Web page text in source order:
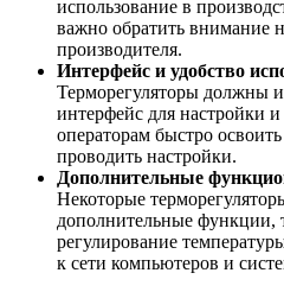
использование в
важно обратить внимание
производителя.
Интерфейс и удобство
Терморегуляторы должны
интерфейс для настройки
операторам быстро
проводить настройки.
Дополнительные
Некоторые
дополнительные функции,
регулирование
к сети компьютеров и